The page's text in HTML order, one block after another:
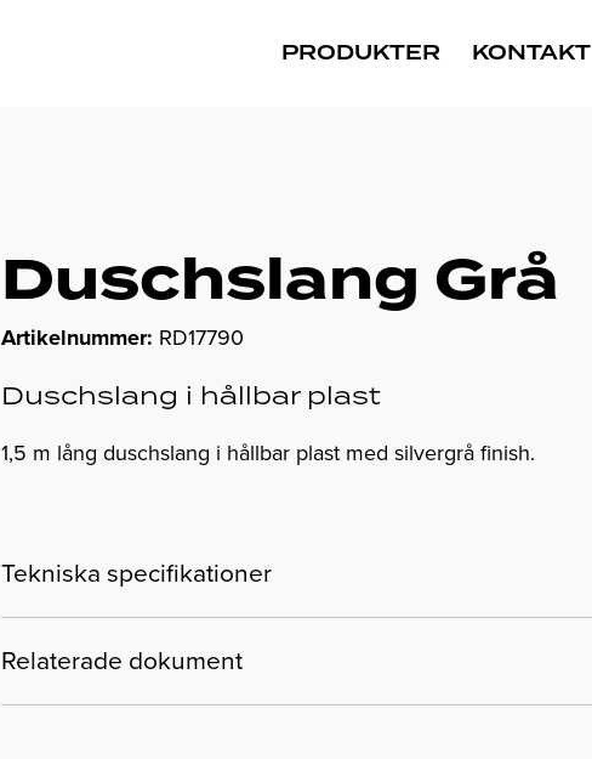
PRODUKTER KONTAKT
Duschslang Grå
Artikelnummer: RD17790
Duschslang i hållbar plast
1,5 m lång duschslang i hållbar plast med silvergrå finish.
Tekniska specifikationer
Relaterade dokument